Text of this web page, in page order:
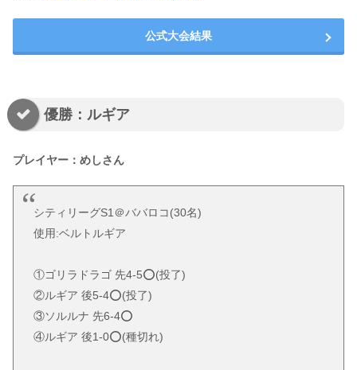
公式大会結果
優勝：ルギア
プレイヤー：めしさん
シティリーグS1＠ババロコ(30名)
使用:ベルトルギア
①ゴリラドラゴ 先4-5⭕(投了)
②ルギア 後5-4⭕(投了)
③ソルルナ 先6-4⭕
④ルギア 後1-0⭕(種切れ)